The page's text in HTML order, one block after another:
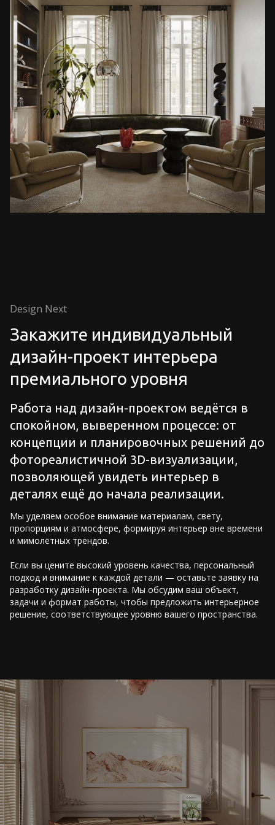
Design Next
Закажите индивидуальный
дизайн-проект интерьера
премиального уровня
Работа над дизайн-проектом ведётся в
спокойном, выверенном процессе: от
концепции и планировочных решений до
фотореалистичной 3D-визуализации,
позволяющей увидеть интерьер в
деталях ещё до начала реализации.
Мы уделяем особое внимание материалам, свету,
пропорциям и атмосфере, формируя интерьер вне времени
и мимолётных трендов.
Если вы цените высокий уровень качества, персональный
подход и внимание к каждой детали — оставьте заявку на
разработку дизайн-проекта. Мы обсудим ваш объект,
задачи и формат работы, чтобы предложить интерьерное
решение, соответствующее уровню вашего пространства.